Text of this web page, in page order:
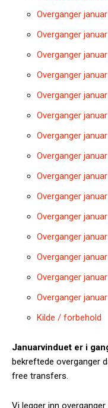
Overganger
Overganger
Overganger
Overganger
Overganger
Overganger
Overganger
Overganger
Overganger
Overganger
Overganger
Overganger
Overganger
Overganger
Overganger
Kilde / forbehold
Januarvinduet er i
bekreftede overganger
free transfers.
Vi legger inn